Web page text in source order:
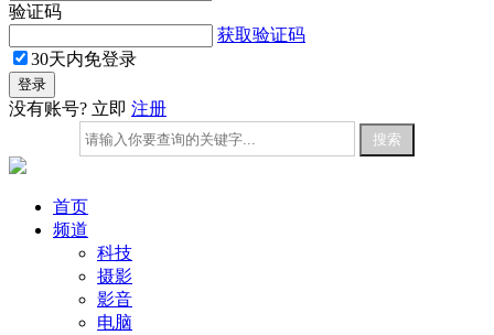
验证码
获取验证码
30天内免登录
没有账号? 立即 注册
首页
频道
科技
摄影
影音
电脑